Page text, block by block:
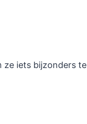
ze iets bijzonders te